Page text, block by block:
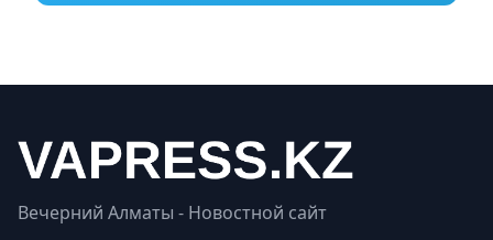
Вечерний Алматы - Новостной сайт